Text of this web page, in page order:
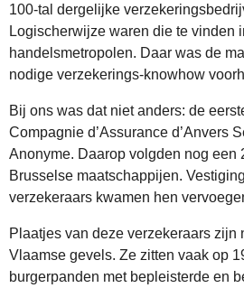
100-tal dergelijke
Logischerwijze waren die te vinden
handelsmetropolen. Daar was de
nodige verzekerings-knowhow
Bij ons was dat niet anders: de
Compagnie d’Assurance d’Anvers
Anonyme. Daarop volgden nog een
Brusselse maatschappijen.
verzekeraars kwamen hen
Plaatjes van deze verzekeraars zijn
Vlaamse gevels. Ze zitten vaak op
burgerpanden met bepleisterde en